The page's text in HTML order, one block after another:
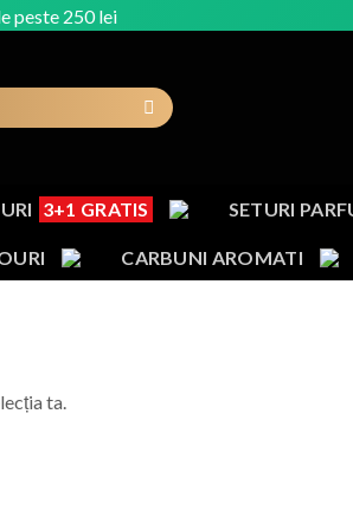
peste 250 lei
3+1 GRATIS SETURI
CARBUNI AROMATI
ta.